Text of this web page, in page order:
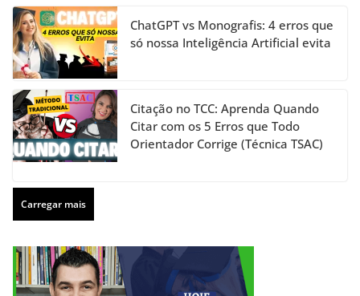
ChatGPT vs Monografis: 4 erros que
só nossa Inteligência Artificial evita
Citação no TCC: Aprenda Quando
Citar com os 5 Erros que Todo
Orientador Corrige (Técnica TSAC)
Carregar mais